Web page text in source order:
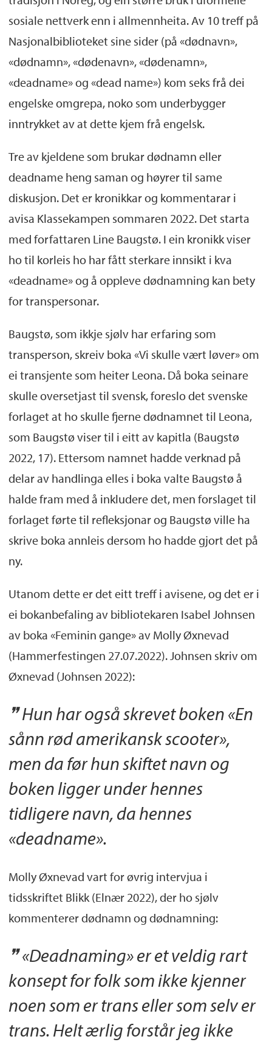
sosiale nettverk enn i allmennheita. Av 10 treff på
Nasjonalbiblioteket sine sider (på «dødnavn»,
«dødnamn», «dødenavn», «dødenamn»,
«deadname» og «dead name») kom seks frå dei
engelske omgrepa, noko som underbygger
inntrykket av at dette kjem frå engelsk.
Tre av kjeldene som brukar dødnamn eller
deadname heng saman og høyrer til same
diskusjon. Det er kronikkar og kommentarar i
avisa Klassekampen sommaren 2022. Det starta
med forfattaren Line Baugstø. I ein kronikk viser
ho til korleis ho har fått sterkare innsikt i kva
«deadname» og å oppleve dødnamning kan bety
for transpersonar.
Baugstø, som ikkje sjølv har erfaring som
transperson, skreiv boka «Vi skulle vært løver» om
ei transjente som heiter Leona. Då boka seinare
skulle oversetjast til svensk, foreslo det svenske
forlaget at ho skulle fjerne dødnamnet til Leona,
som Baugstø viser til i eitt av kapitla (Baugstø
2022, 17). Ettersom namnet hadde verknad på
delar av handlinga elles i boka valte Baugstø å
halde fram med å inkludere det, men forslaget til
forlaget førte til refleksjonar og Baugstø ville ha
skrive boka annleis dersom ho hadde gjort det på
ny.
Utanom dette er det eitt treff i avisene, og det er i
ei bokanbefaling av bibliotekaren Isabel Johnsen
av boka «Feminin gange» av Molly Øxnevad
(Hammerfestingen 27.07.2022). Johnsen skriv om
Øxnevad (Johnsen 2022):
Hun har også skrevet boken «En
sånn rød amerikansk scooter»,
men da før hun skiftet navn og
boken ligger under hennes
tidligere navn, da hennes
«deadname».
Molly Øxnevad vart for øvrig intervjua i
tidsskriftet Blikk (Elnær 2022), der ho sjølv
kommenterer dødnamn og dødnamning:
«Deadnaming» er et veldig rart
konsept for folk som ikke kjenner
noen som er trans eller som selv er
trans. Helt ærlig forstår jeg ikke